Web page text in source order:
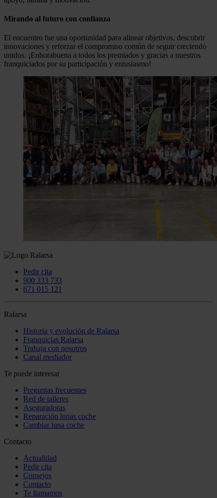
Mirando al futuro con confianza
El encuentro fue una oportunidad para alinear objetivos, descubrir
innovaciones y reforzar el compromiso común de seguir creciendo
unidos. ¡Enhorabuena a todos los premiados y gracias a nuestros
franquiciados por su participación y entusiasmo!
Pedir cita
900 333 733
671 015 121
Ralarsa
Historia y evolución de Ralarsa
Franquicias Ralarsa
Trabaja con nosotros
Canal mediador
Te puede interesar
Preguntas frecuentes
Red de talleres
Aseguradoras
Reparación lunas coche
Cambiar luna coche
Contacto
Actualidad
Pedir cita
Consejos
Contacto
Te llamamos